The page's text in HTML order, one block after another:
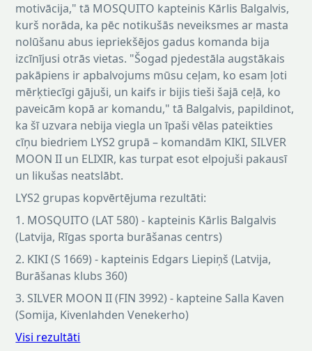
motivācija," tā MOSQUITO kapteinis Kārlis Balgalvis,
kurš norāda, ka pēc notikušās neveiksmes ar masta
nolūšanu abus iepriekšējos gadus komanda bija
izcīnījusi otrās vietas. "Šogad pjedestāla augstākais
pakāpiens ir apbalvojums mūsu ceļam, ko esam ļoti
mērķtiecīgi gājuši, un kaifs ir bijis tieši šajā ceļā, ko
paveicām kopā ar komandu," tā Balgalvis, papildinot,
ka šī uzvara nebija viegla un īpaši vēlas pateikties
cīņu biedriem LYS2 grupā – komandām KIKI, SILVER
MOON II un ELIXIR, kas turpat esot elpojuši pakausī
un likušas neatslābt.
LYS2 grupas kopvērtējuma rezultāti:
1. MOSQUITO (LAT 580) - kapteinis Kārlis Balgalvis
(Latvija, Rīgas sporta burāšanas centrs)
2. KIKI (S 1669) - kapteinis Edgars Liepiņš (Latvija,
Burāšanas klubs 360)
3. SILVER MOON II (FIN 3992) - kapteine Salla Kaven
(Somija, Kivenlahden Venekerho)
Visi rezultāti